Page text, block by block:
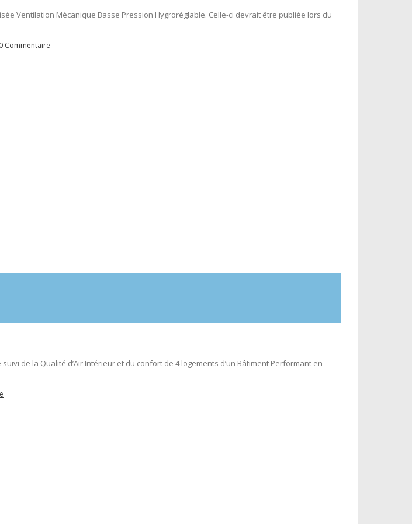
Ventilation Mécanique Basse Pression Hygroréglable. Celle-ci devrait être publiée lors du
0 Commentaire
de la Qualité d’Air Intérieur et du confort de 4 logements d’un Bâtiment Performant en